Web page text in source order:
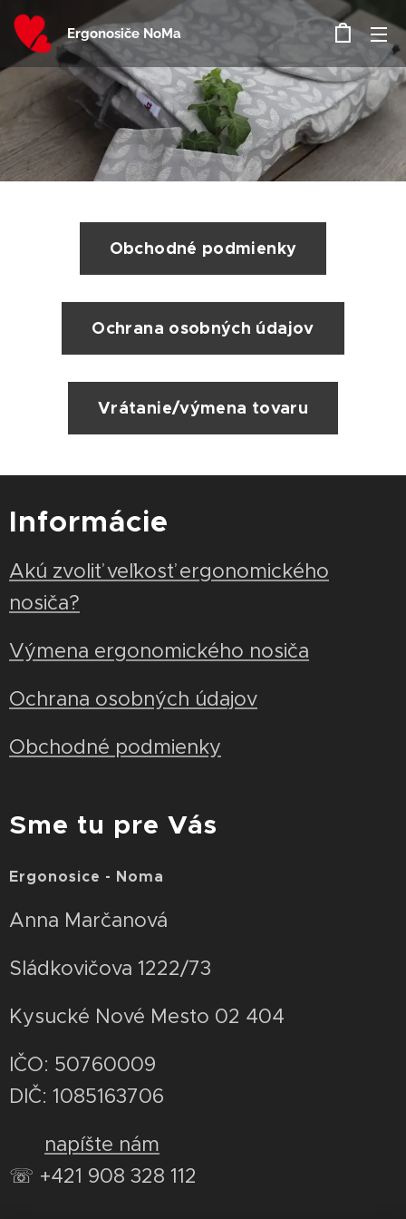
Ergonosiče NoMa
Obchodné podmienky
Ochrana osobných údajov
Vrátanie/výmena tovaru
Informácie
Akú zvoliť veľkosť ergonomického
nosiča?
Výmena ergonomického nosiča
Ochrana osobných údajov
Obchodné podmienky
Sme tu pre Vás
Ergonosice - Noma
Anna Marčanová
Sládkovičova 1222/73
Kysucké Nové Mesto 02 404
IČO: 50760009
DIČ: 1085163706
napíšte nám
☏ +421 908 328 112